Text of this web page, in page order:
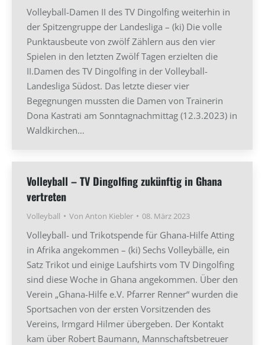
Volleyball-Damen II des TV Dingolfing weiterhin in
der Spitzengruppe der Landesliga – (ki) Die volle
Punktausbeute von zwölf Zählern aus den vier
Spielen in den letzten Zwölf Tagen erzielten die
II.Damen des TV Dingolfing in der Volleyball-
Landesliga Südost. Das letzte dieser vier
Begegnungen mussten die Damen von Trainerin
Dona Kastrati am Sonntagnachmittag (12.3.2023) in
Waldkirchen…
Volleyball – TV Dingolfing zukünftig in Ghana
vertreten
Volleyball Von Anton Kiebler 08. März 2023
Volleyball- und Trikotspende für Ghana-Hilfe Atting
in Afrika angekommen – (ki) Sechs Volleybälle, ein
Satz Trikot und einige Laufshirts vom TV Dingolfing
sind diese Woche in Ghana angekommen. Über den
Verein „Ghana-Hilfe e.V. Pfarrer Renner“ wurden die
Sportsachen von der ersten Vorsitzenden des
Vereins, Irmgard Hilmer übergeben. Der Kontakt
kam über Robert Baumann, Mannschaftsbetreuer